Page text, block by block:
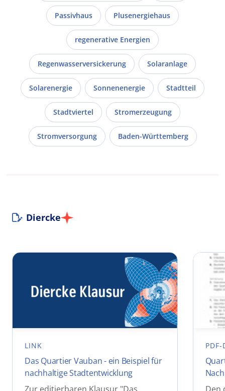
Passivhaus Plusenergiehaus
regenerative Energien
Regenwasserversickerung Solaranlage
Solarenergie Sonnenenergie Stadtteil
Stadtviertel Stromerzeugung
Stromversorgung Baden-Württemberg
Diercke
LINK
Das Quartier Vauban - ein Beispiel für
nachhaltige Stadtentwicklung
PDF-